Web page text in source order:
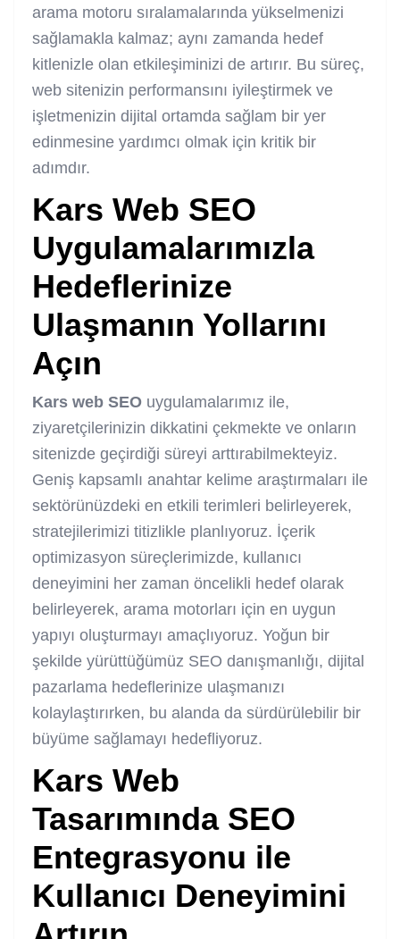
arama motoru sıralamalarında yükselmenizi
sağlamakla kalmaz; aynı zamanda hedef
kitlenizle olan etkileşiminizi de artırır. Bu süreç,
web sitenizin performansını iyileştirmek ve
işletmenizin dijital ortamda sağlam bir yer
edinmesine yardımcı olmak için kritik bir
adımdır.
Kars Web SEO
Uygulamalarımızla
Hedeflerinize
Ulaşmanın Yollarını
Açın
Kars web SEO uygulamalarımız ile,
ziyaretçilerinizin dikkatini çekmekte ve onların
sitenizde geçirdiği süreyi arttırabilmekteyiz.
Geniş kapsamlı anahtar kelime araştırmaları ile
sektörünüzdeki en etkili terimleri belirleyerek,
stratejilerimizi titizlikle planlıyoruz. İçerik
optimizasyon süreçlerimizde, kullanıcı
deneyimini her zaman öncelikli hedef olarak
belirleyerek, arama motorları için en uygun
yapıyı oluşturmayı amaçlıyoruz. Yoğun bir
şekilde yürüttüğümüz SEO danışmanlığı, dijital
pazarlama hedeflerinize ulaşmanızı
kolaylaştırırken, bu alanda da sürdürülebilir bir
büyüme sağlamayı hedefliyoruz.
Kars Web
Tasarımında SEO
Entegrasyonu ile
Kullanıcı Deneyimini